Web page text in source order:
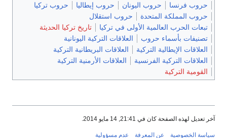
حروب فرنسا
حروب اليونان حروب إيطاليا
حروب تركيا
حروب المملكة المتحدة
حروب استقلال
تبعات الحرب العالمية الأولى في تركيا
تاريخ تركيا الحديثة
تصنيفات بأسماء حروب
العلاقات التركية اليونانية
العلاقات الإيطالية التركية
العلاقات البريطانية التركية
العلاقات التركية الفرنسية
العلاقات الأرمنية التركية
القومية التركية
آخر تعديل لهذه الصفحة كان في 21:41, 14 مايو 2014.
سياسة الخصوصية عن المعرفة عدم مسؤولية